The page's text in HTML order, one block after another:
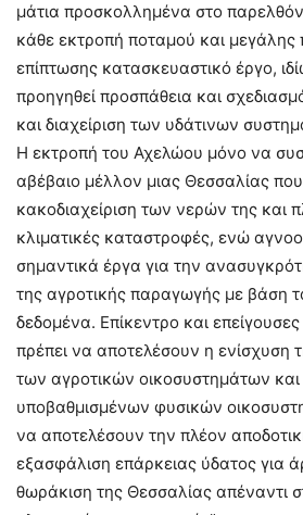
μάτια προσκολλημένα στο παρελθόν.
κάθε εκτροπή ποταμού και μεγάλης
επίπτωσης κατασκευαστικό έργο,
προηγηθεί προσπάθεια και
και διαχείριση των υδάτινων
Η εκτροπή του Αχελώου μόνο να
αβέβαιο μέλλον μιας Θεσσαλίας
κακοδιαχείριση των νερών της και
κλιματικές καταστροφές, ενώ
σημαντικά έργα για την
της αγροτικής παραγωγής με βάση
δεδομένα. Επίκεντρο και
πρέπει να αποτελέσουν η ενίσχυση
των αγροτικών οικοσυστημάτων
υποβαθμισμένων φυσικών
να αποτελέσουν την πλέον
εξασφάλιση επάρκειας ύδατος για
θωράκιση της Θεσσαλίας απέναντι